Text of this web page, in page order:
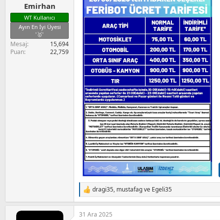
Emirhan
WT Kullanıcı
Ayın En İyi Üyesi
'🥇'
Mesaj
15,694
Puan
22,759
T
e
p
k
dragi35, mustafagve Egeli35
31 Ara 2025